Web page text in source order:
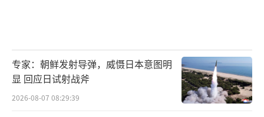
专家：朝鲜发射导弹，威慑日本意图明
显 回应日试射战斧
2026-08-07 08:29:39